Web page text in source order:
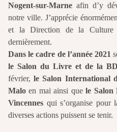
Nogent-sur-Marne afin d’y
notre ville. J’apprécie
et la Direction de la Culture
dernièrement.
Dans le cadre de l’année 2021
le Salon du Livre et de la
février,le Salon International
Malo en mai ainsi quele Salon
Vincennes qui s’organise pour
diverses actions puissent se tenir.